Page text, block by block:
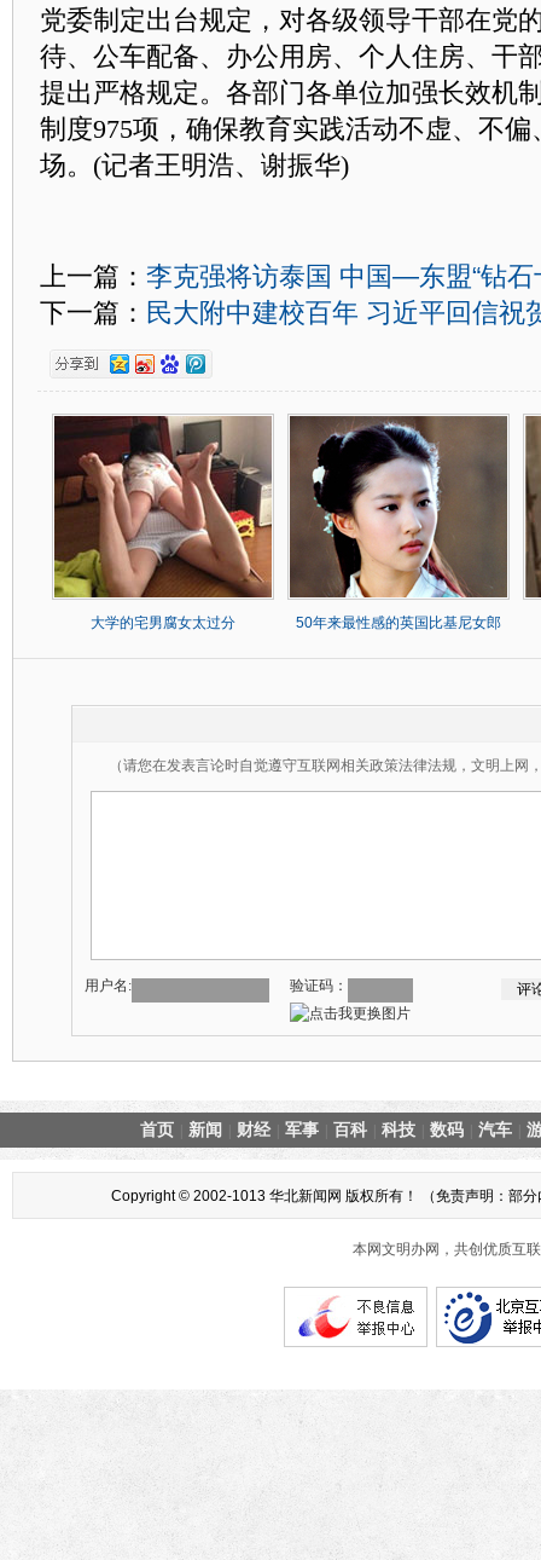
党委制定出台规定，对各级领导干部在党
待、公车配备、办公用房、个人住房、干
提出严格规定。各部门各单位加强长效机
制度975项，确保教育实践活动不虚、不
场。(记者王明浩、谢振华)
上一篇： 李克强将访泰国 中国—东盟“钻石
下一篇： 民大附中建校百年 习近平回信祝
大学的宅男腐女太过分 50年来最性感的英国比基尼女郎
（请您在发表言论时自觉遵守互联网相关政策法律法规，文明上网
用户名: 验证码：
首页 新闻 财经 军事 百科 科技 数码 汽车
Copyright © 2002-1013 华北新闻网 版权所有！ （免责声明：部
本网文明办网，共创优质互